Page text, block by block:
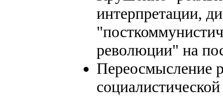
интерпретации,
революции" на
Переосмысление